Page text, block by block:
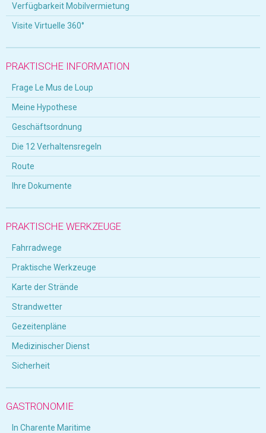
Verfügbarkeit Mobilvermietung
Visite Virtuelle 360°
PRAKTISCHE INFORMATION
Frage Le Mus de Loup
Meine Hypothese
Geschäftsordnung
Die 12 Verhaltensregeln
Route
Ihre Dokumente
PRAKTISCHE WERKZEUGE
Fahrradwege
Praktische Werkzeuge
Karte der Strände
Strandwetter
Gezeitenpläne
Medizinischer Dienst
Sicherheit
GASTRONOMIE
In Charente Maritime